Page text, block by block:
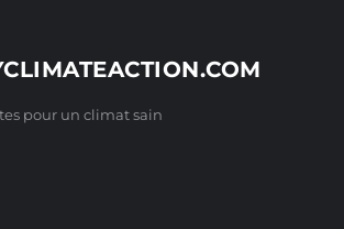
pour un climat sain